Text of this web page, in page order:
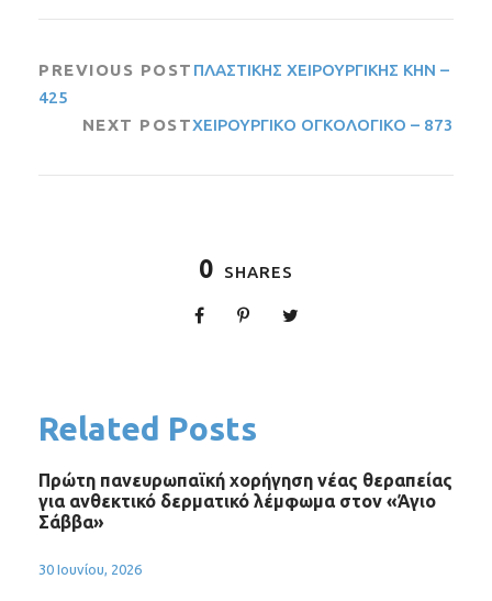
PREVIOUS POST ΠΛΑΣΤΙΚΗΣ ΧΕΙΡΟΥΡΓΙΚΗΣ ΚΗΝ –
425
NEXT POSTΧΕΙΡΟΥΡΓΙΚΟ ΟΓΚΟΛΟΓΙΚΟ – 873
0 SHARES
Related Posts
Πρώτη πανευρωπαϊκή χορήγηση νέας θεραπείας
για ανθεκτικό δερματικό λέμφωμα στον «Άγιο
Σάββα»
30 Ιουνίου, 2026